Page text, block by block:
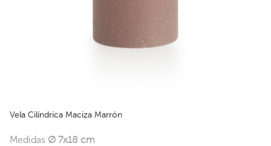
Vela Cilíndrica Maciza Marrón
Medidas Ø 7x18 cm